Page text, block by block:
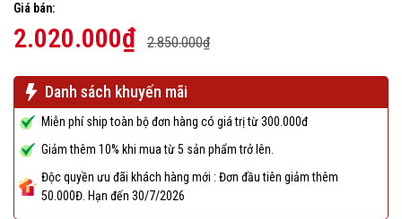
Giá bán:
2.020.000₫ 2.850.000₫
Danh sách khuyến mãi
Miễn phí ship toàn bộ đơn hàng có giá trị từ 300.000đ
Giảm thêm 10% khi mua từ 5 sản phẩm trở lên.
Độc quyền ưu đãi khách hàng mới : Đơn đầu tiên giảm thêm
50.000Đ. Hạn đến 30/7/2026